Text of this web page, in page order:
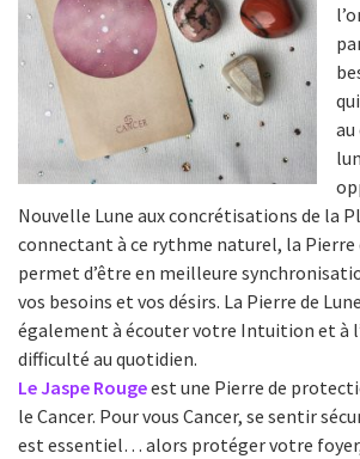
au
Nouvelle Lune aux concrétisations de la
connectant à ce rythme naturel, la Pierre
permet d’être en meilleure
vos besoins et vos désirs. La Pierre de
également à écouter votre Intuition et à
difficulté au quotidien.
Le Jaspe Rougeest une Pierre de
le Cancer. Pour vous Cancer, se sentir
est essentiel… alors protéger votre